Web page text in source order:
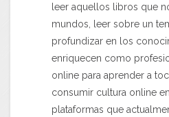
leer aquellos libros que
mundos, leer sobre un
profundizar en los
enriquecen como
online para aprender a
consumir cultura online
plataformas que